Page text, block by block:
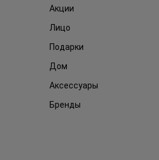
Акции
Лицо
Подарки
Дом
Аксессуары
Бренды